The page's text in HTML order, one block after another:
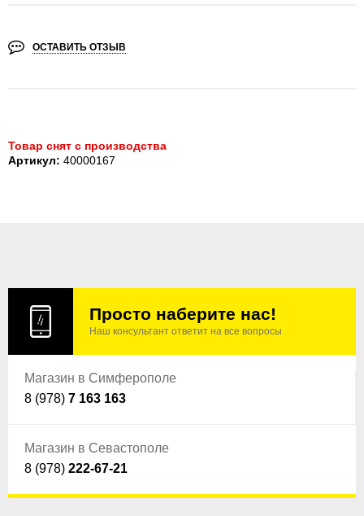
ОСТАВИТЬ ОТЗЫВ
Товар снят с производства
Артикул: 40000167
Просто наберите нас!
Наш консультант ответит на все вопросы
Магазин в Симферополе
8 (978) 7 163 163
Магазин в Севастополе
8 (978) 222-67-21